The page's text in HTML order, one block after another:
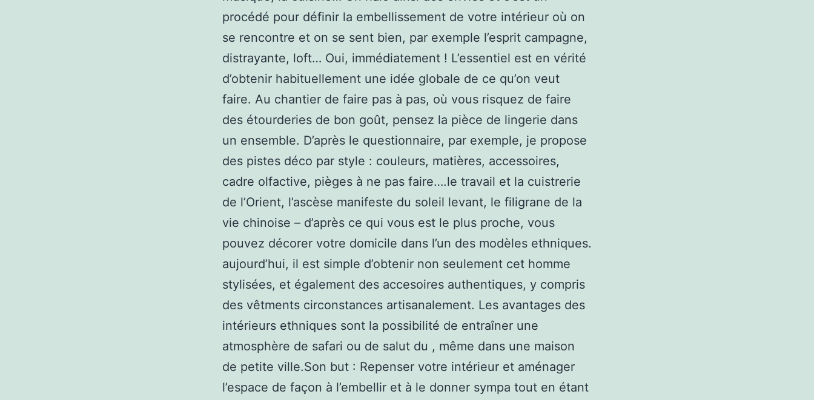
procédé pour définir la embellissement de votre intérieur où on
se rencontre et on se sent bien, par exemple l’esprit campagne,
distrayante, loft… Oui, immédiatement ! L’essentiel est en vérité
d’obtenir habituellement une idée globale de ce qu’on veut
faire. Au chantier de faire pas à pas, où vous risquez de faire
des étourderies de bon goût, pensez la pièce de lingerie dans
un ensemble. D’après le questionnaire, par exemple, je propose
des pistes déco par style : couleurs, matières, accessoires,
cadre olfactive, pièges à ne pas faire….le travail et la cuistrerie
de l’Orient, l’ascèse manifeste du soleil levant, le filigrane de la
vie chinoise – d’après ce qui vous est le plus proche, vous
pouvez décorer votre domicile dans l’un des modèles ethniques.
aujourd’hui, il est simple d’obtenir non seulement cet homme
stylisées, et également des accesoires authentiques, y compris
des vêtments circonstances artisanalement. Les avantages des
intérieurs ethniques sont la possibilité de entraîner une
atmosphère de safari ou de salut du , même dans une maison
de petite ville.Son but : Repenser votre intérieur et aménager
l’espace de façon à l’embellir et à le donner sympa tout en étant